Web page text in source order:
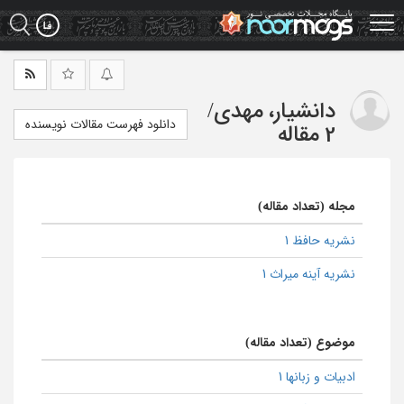
Skip
to
main
دانشیار، مهدی/
2 مقاله
دانلود فهرست مقالات نویسنده
مجله (تعداد مقاله)
نشریه حافظ 1
نشریه آینه میراث 1
موضوع (تعداد مقاله)
ادبیات و زبانها 1